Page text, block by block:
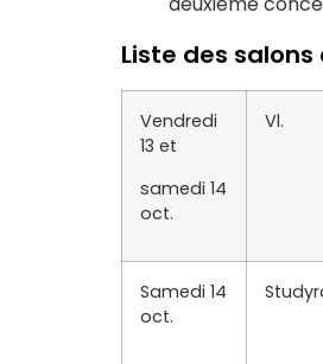
Liste des
Vendredi
13 et
samedi 14
oct.
Vl.
Samedi 14
oct.